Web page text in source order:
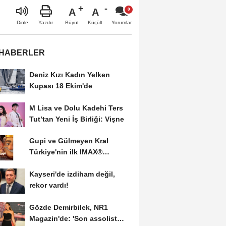
Dinle Yazdır
A
Büyüt
A
Küçült Yorumlar
Deniz Kızı Kadın Yelken
Kupası 18 Ekim'de
M Lisa ve Dolu Kadehi Ters
Tut’tan Yeni İş Birliği: Vişne
Gupi ve Gülmeyen Kral
Türkiye'nin ilk IMAX®
Kayseri'de izdiham değil,
rekor vardı!
Gözde Demirbilek, NR1
Magazin'de: 'Son assolist